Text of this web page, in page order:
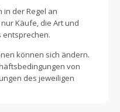
in der Regel an
Käufe, die Art und
entsprechen.
können sich ändern.
von
des jeweiligen